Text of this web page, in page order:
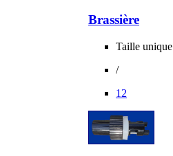
Brassière
Taille unique
/
12